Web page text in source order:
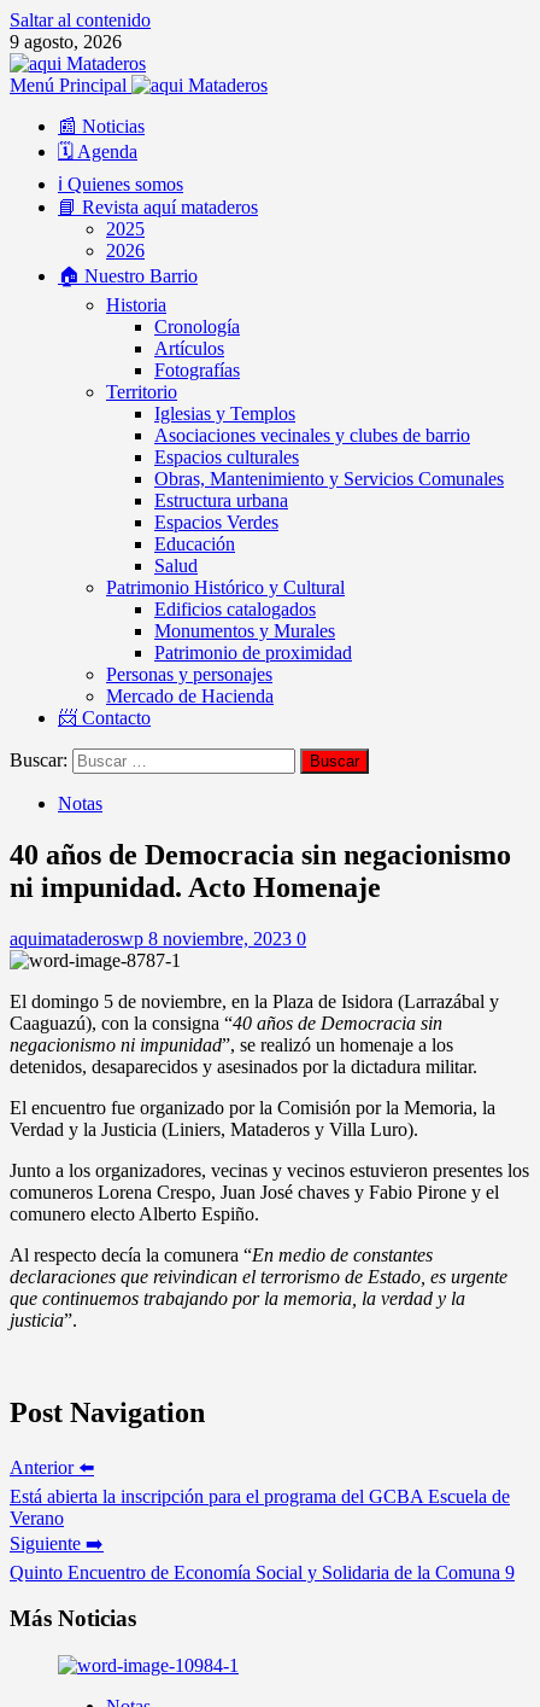
Saltar al contenido
9 agosto, 2026
Menú Principal
📰 Noticias
🗓️ Agenda
ℹ️ Quienes somos
📘 Revista aquí mataderos
2025
2026
🏠 Nuestro Barrio
Historia
Cronología
Artículos
Fotografías
Territorio
Iglesias y Templos
Asociaciones vecinales y clubes de barrio
Espacios culturales
Obras, Mantenimiento y Servicios Comunales
Estructura urbana
Espacios Verdes
Educación
Salud
Patrimonio Histórico y Cultural
Edificios catalogados
Monumentos y Murales
Patrimonio de proximidad
Personas y personajes
Mercado de Hacienda
📨 Contacto
Buscar:
Notas
40 años de Democracia sin negacionismo
ni impunidad. Acto Homenaje
aquimataderoswp 8 noviembre, 2023 0
El domingo 5 de noviembre, en la Plaza de Isidora (Larrazábal y
Caaguazú), con la consigna “40 años de Democracia sin
negacionismo ni impunidad”, se realizó un homenaje a los
detenidos, desaparecidos y asesinados por la dictadura militar.
El encuentro fue organizado por la Comisión por la Memoria, la
Verdad y la Justicia (Liniers, Mataderos y Villa Luro).
Junto a los organizadores, vecinas y vecinos estuvieron presentes los
comuneros Lorena Crespo, Juan José chaves y Fabio Pirone y el
comunero electo Alberto Espiño.
Al respecto decía la comunera “En medio de constantes
declaraciones que reivindican el terrorismo de Estado, es urgente
que continuemos trabajando por la memoria, la verdad y la
justicia”.
Post Navigation
Anterior ⬅️
Está abierta la inscripción para el programa del GCBA Escuela de
Verano
Siguiente ➡️
Quinto Encuentro de Economía Social y Solidaria de la Comuna 9
Más Noticias